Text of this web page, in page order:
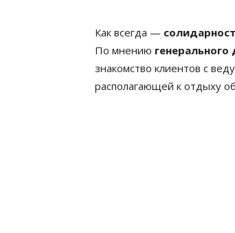
Как всегда —
По мнению
знакомство клиентов с
располагающей к отдыху